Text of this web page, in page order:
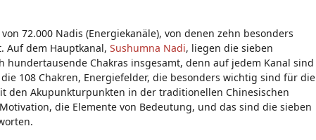
72.000 Nadis (Energiekanäle), von denen zehn besonders
Auf dem Hauptkanal, Sushumna Nadi, liegen die sieben
Chakras insgesamt, denn auf jedem Kanal sind
108 Chakren, Energiefelder, die besonders wichtig sind für die
den Akupunkturpunkten in der traditionellen Chinesischen
die Elemente von Bedeutung, und das sind die sieben